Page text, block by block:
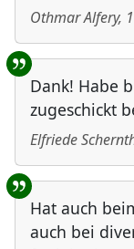
Othmar Alfery,
Dank! Habe
zugeschickt
Elfriede
Hat auch
auch bei